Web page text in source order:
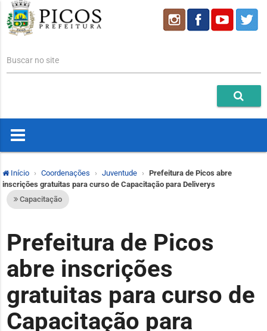
Buscar no site
Início Coordenações Juventude
Prefeitura de Picos abre
inscrições gratuitas para curso de Capacitação para Deliverys
Capacitação
Prefeitura de Picos
abre inscrições
gratuitas para curso de
Capacitação para